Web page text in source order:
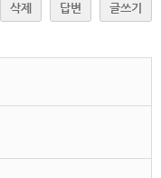
삭제 답변 글쓰기